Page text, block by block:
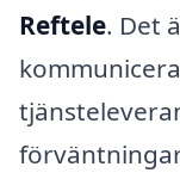
Reftele. Det